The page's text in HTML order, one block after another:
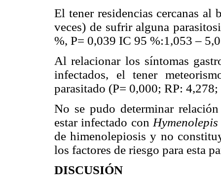
El tener residencias cercanas al
veces) de sufrir alguna
%, P= 0,039 IC 95 %:1,053 –
Al relacionar los síntomas
infectados, el tener
parasitado (P= 0,000; RP:
No se pudo determinar
estar infectado con
de himenolepiosis y no
los factores de riesgo para esta
DISCUSIÓN